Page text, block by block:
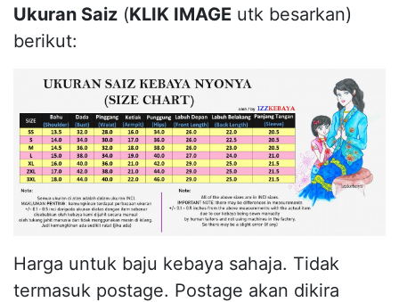
Ukuran Saiz (KLIK IMAGE utk besarkan)
berikut:
Harga untuk baju kebaya sahaja. Tidak
termasuk postage. Postage akan dikira